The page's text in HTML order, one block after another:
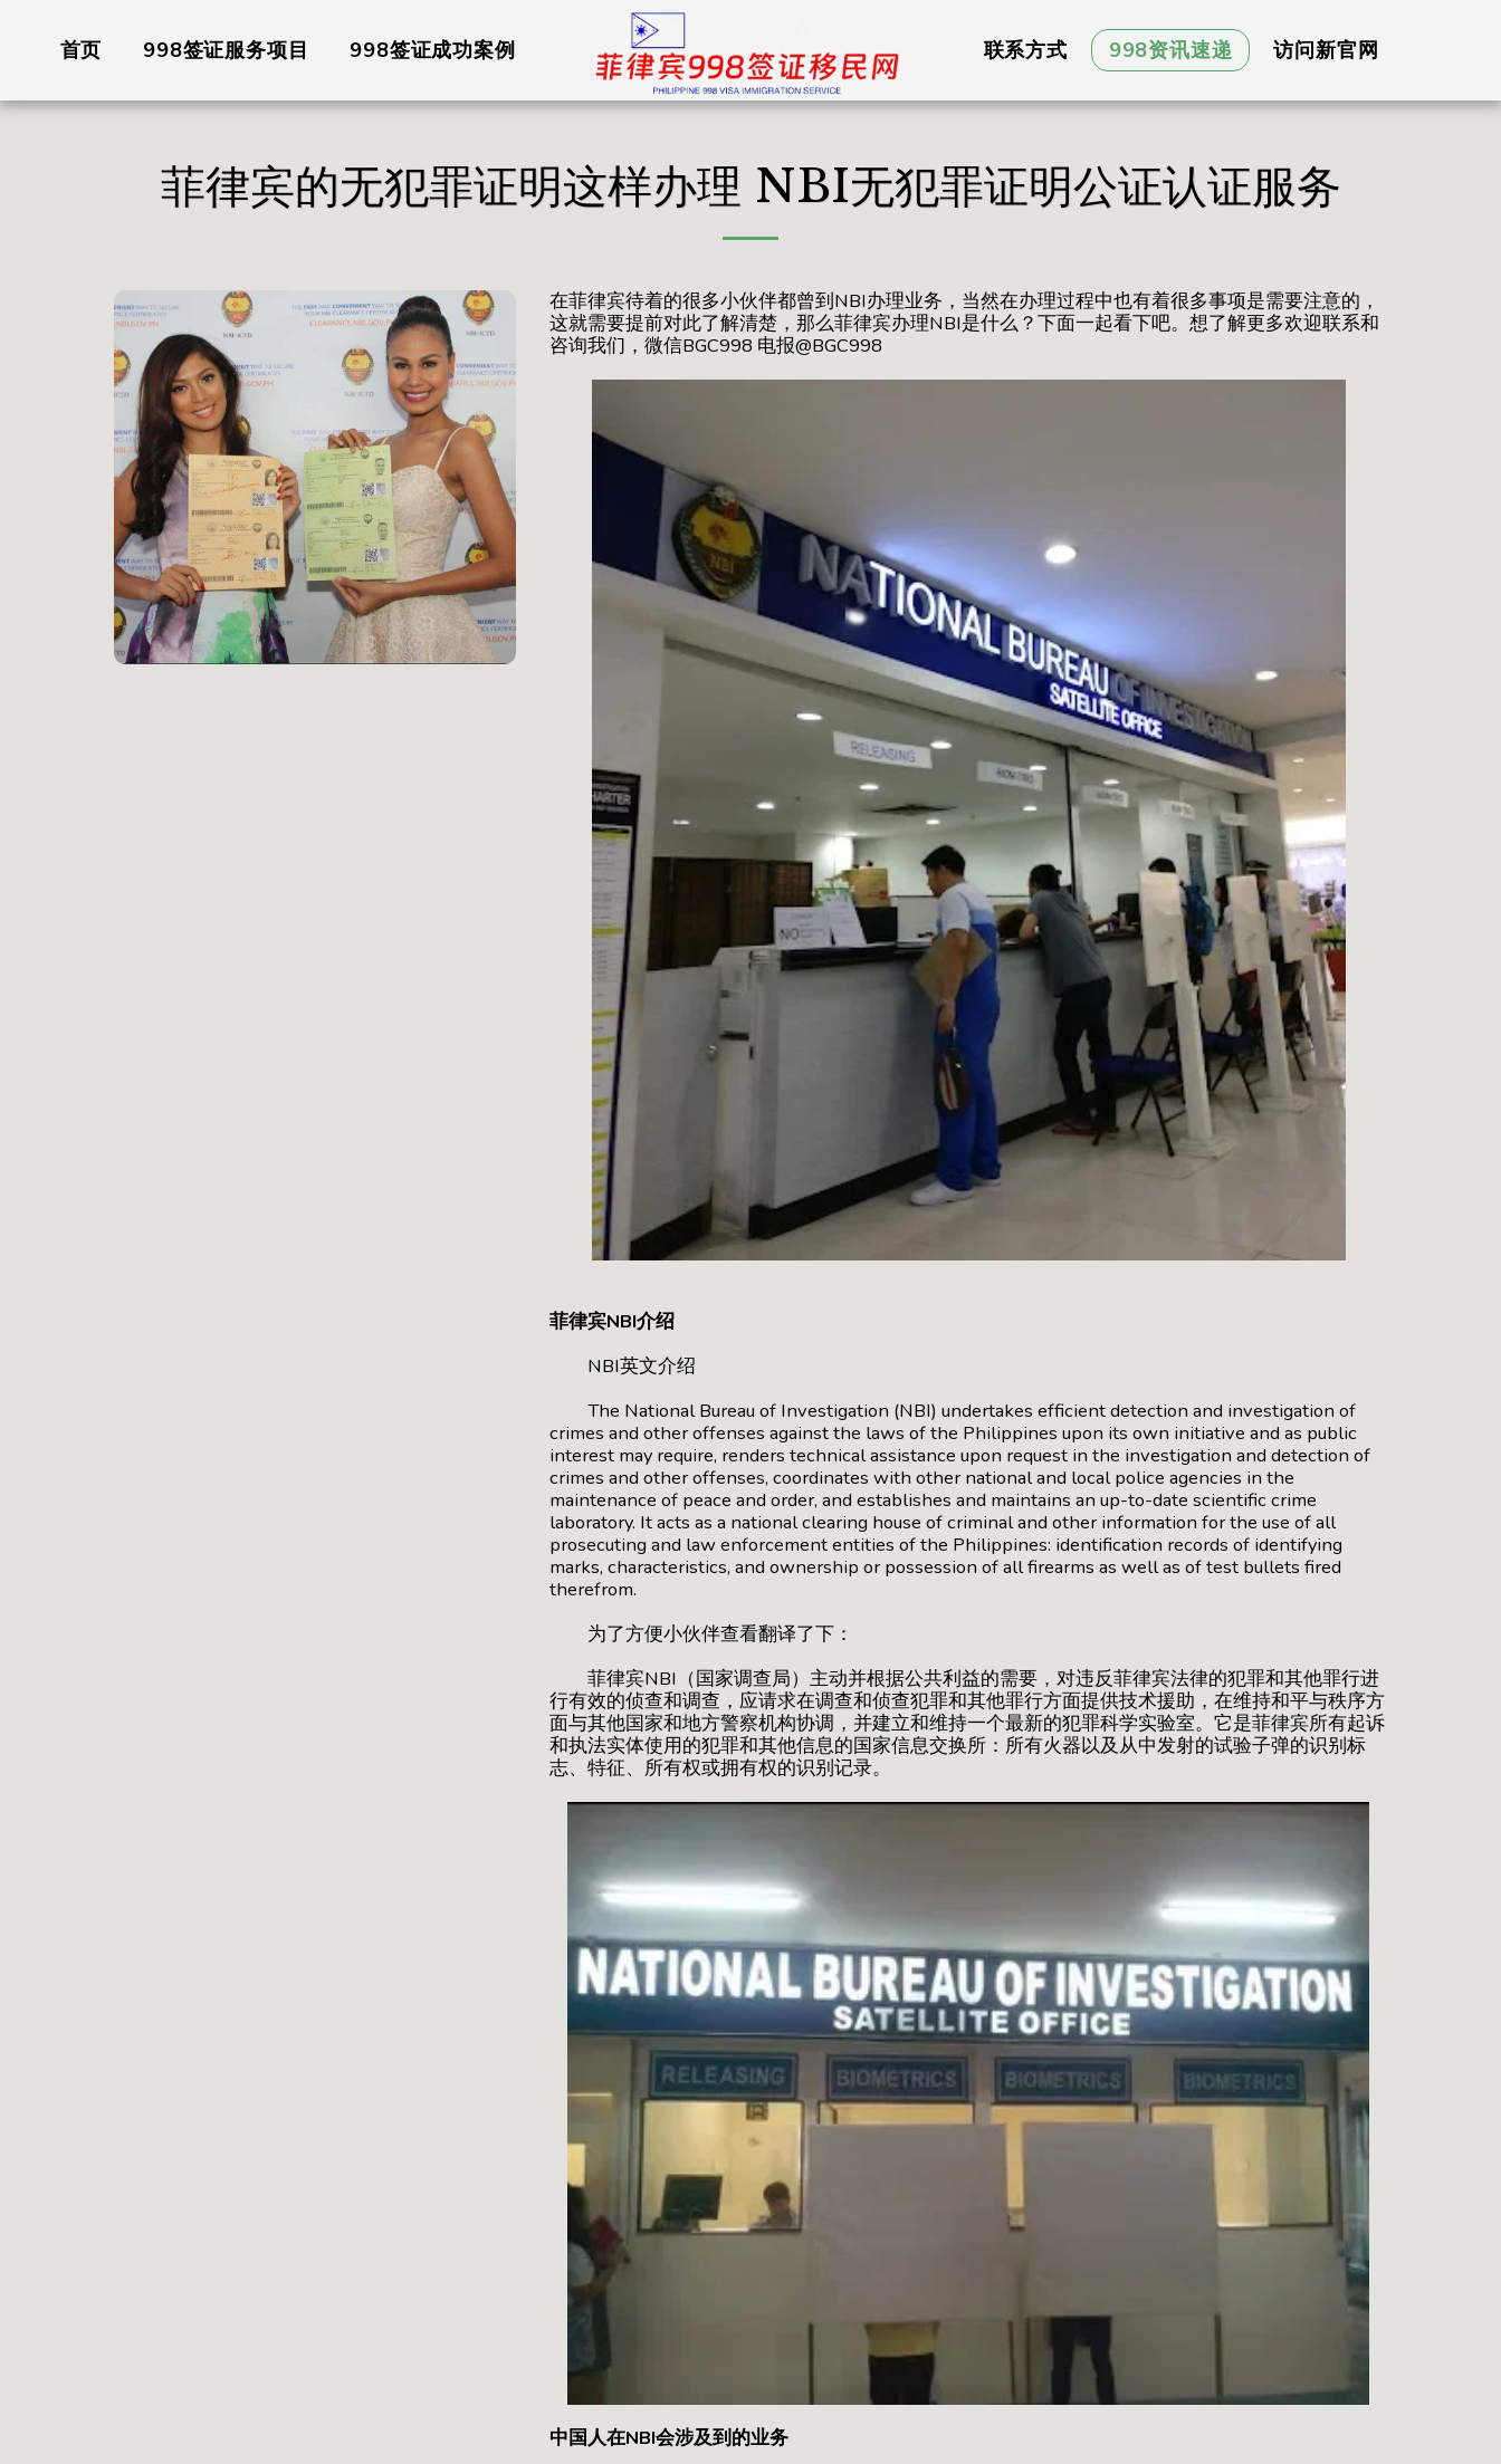
首页 998签证服务项目 998签证成功案例 联系方式 998资讯速递 访问新官网
菲律宾的无犯罪证明这样办理 NBI无犯罪证明公证认证服务
在菲律宾待着的很多小伙伴都曾到NBI办理业务，当然在办理过程中也有着很多事项是需要注意的，
这就需要提前对此了解清楚，那么菲律宾办理NBI是什么？下面一起看下吧。想了解更多欢迎联系和
咨询我们，微信BGC998 电报@BGC998
菲律宾NBI介绍
NBI英文介绍
The National Bureau of Investigation (NBI) undertakes efficient detection and investigation of
crimes and other offenses against the laws of the Philippines upon its own initiative and as public
interest may require, renders technical assistance upon request in the investigation and detection of
crimes and other offenses, coordinates with other national and local police agencies in the
maintenance of peace and order, and establishes and maintains an up-to-date scientific crime
laboratory. It acts as a national clearing house of criminal and other information for the use of all
prosecuting and law enforcement entities of the Philippines: identification records of identifying
marks, characteristics, and ownership or possession of all firearms as well as of test bullets fired
therefrom.
为了方便小伙伴查看翻译了下：
菲律宾NBI（国家调查局）主动并根据公共利益的需要，对违反菲律宾法律的犯罪和其他罪行进
行有效的侦查和调查，应请求在调查和侦查犯罪和其他罪行方面提供技术援助，在维持和平与秩序方
面与其他国家和地方警察机构协调，并建立和维持一个最新的犯罪科学实验室。它是菲律宾所有起诉
和执法实体使用的犯罪和其他信息的国家信息交换所：所有火器以及从中发射的试验子弹的识别标
志、特征、所有权或拥有权的识别记录。
中国人在NBI会涉及到的业务